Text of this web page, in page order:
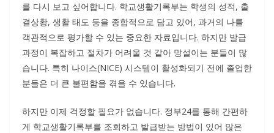
를 다시 보고 싶어합니다. 학교생활기록부는 학생의 성적, 출
결상황, 생활 태도 등을 종합적으로 담고 있어, 과거의 나를
객관적으로 평가할 수 있는 중요한 자료입니다. 하지만 발급
과정이 복잡하고 절차가 어려울 것 같아 망설이는 분들이 많
습니다. 특히 나이스(NICE) 시스템이 활성화되기 전에 졸업한
분들은 더 큰 불편함을 겪을 수 있습니다.
하지만 이제 걱정할 필요가 없습니다. 정부24를 통해 간편하
게 학교생활기록부를 조회하고 발급받는 방법이 있어 많은